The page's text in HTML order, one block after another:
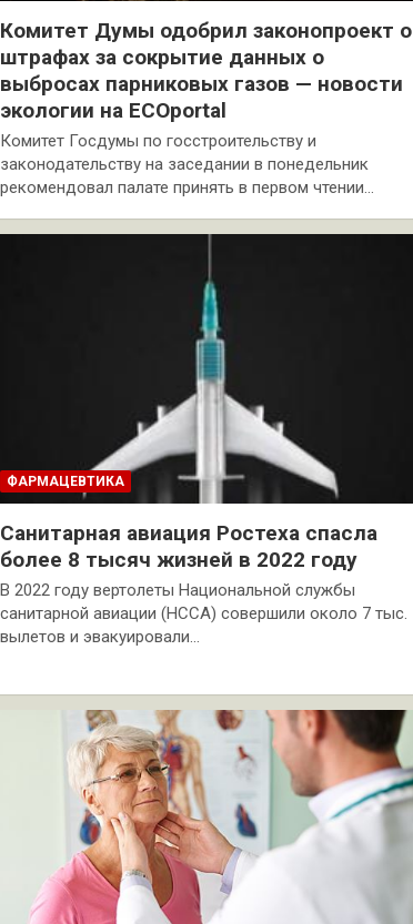
Комитет Думы одобрил законопроект о
штрафах за сокрытие данных о
выбросах парниковых газов — новости
экологии на ECOportal
Комитет Госдумы по госстроительству и
законодательству на заседании в понедельник
рекомендовал палате принять в первом чтении…
ФАРМАЦЕВТИКА
Санитарная авиация Ростеха спасла
более 8 тысяч жизней в 2022 году
В 2022 году вертолеты Национальной службы
санитарной авиации (НССА) совершили около 7 тыс.
вылетов и эвакуировали…